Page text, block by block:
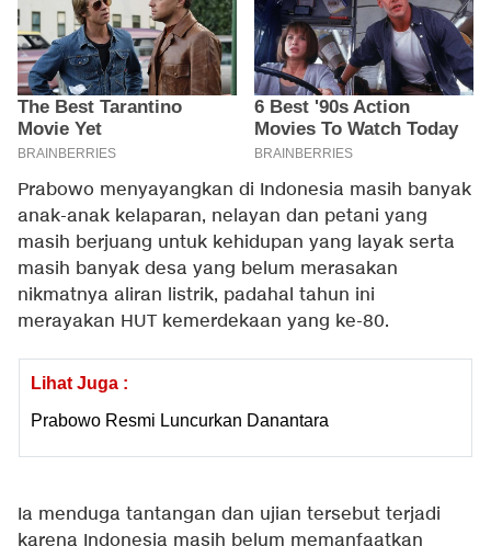
Prabowo menyayangkan di Indonesia masih banyak
anak-anak kelaparan, nelayan dan petani yang
masih berjuang untuk kehidupan yang layak serta
masih banyak desa yang belum merasakan
nikmatnya aliran listrik, padahal tahun ini
merayakan HUT kemerdekaan yang ke-80.
Lihat Juga :
Prabowo Resmi Luncurkan Danantara
Ia menduga tantangan dan ujian tersebut terjadi
karena Indonesia masih belum memanfaatkan